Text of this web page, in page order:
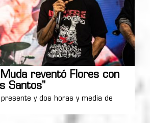
reventó Flores con
Santos"
y dos horas y media de